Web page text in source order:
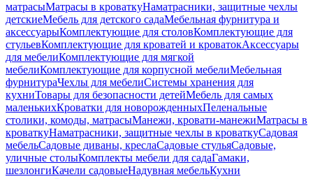
матрасыМатрасы в кроваткуНаматрасники, защитные чехлы
детскиеМебель для детского садаМебельная фурнитура и
аксессуарыКомплектующие для столовКомплектующие для
стульевКомплектующие для кроватей и кроватокАксессуары
для мебелиКомплектующие для мягкой
мебелиКомплектующие для корпусной мебелиМебельная
фурнитураЧехлы для мебелиСистемы хранения для
кухниТовары для безопасности детейМебель для самых
маленькихКроватки для новорожденныхПеленальные
столики, комоды, матрасыМанежи, кровати-манежиМатрасы в
кроваткуНаматрасники, защитные чехлы в кроваткуСадовая
мебельСадовые диваны, креслаСадовые стульяСадовые,
уличные столыКомплекты мебели для садаГамаки,
шезлонгиКачели садовыеНадувная мебельКухни